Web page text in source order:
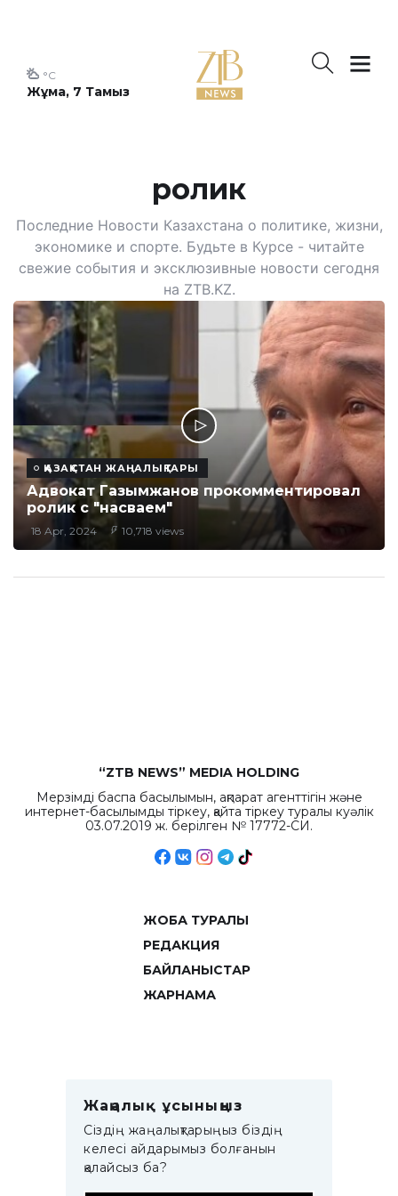
Жұма, 7 Тамыз
°C
ролик
Последние Новости Казахстана о политике, жизни,
экономике и спорте. Будьте в Курсе - читайте
свежие события и эксклюзивные новости сегодня
на ZTB.KZ.
ҚАЗАҚСТАН ЖАҢАЛЫҚТАРЫ
Адвокат Газымжанов прокомментировал
ролик с "насваем"
18 Apr, 2024 10,718 views
“ZTB NEWS” MEDIA HOLDING
Мерзімді баспа басылымын, ақпарат агенттігін және
интернет-басылымды тіркеу, қайта тіркеу туралы куәлік
03.07.2019 ж. берілген № 17772-СИ.
ЖОБА ТУРАЛЫ
РЕДАКЦИЯ
БАЙЛАНЫСТАР
ЖАРНАМА
Жаңалық ұсыныңыз
Сіздің жаңалықтарыңыз біздің
келесі айдарымыз болғанын
қалайсыз ба?